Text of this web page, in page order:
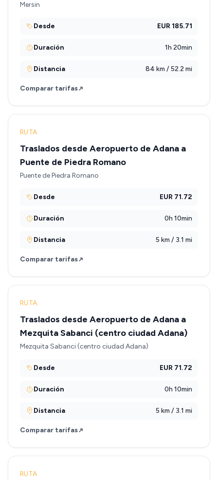
Mersin
Desde EUR 185.71
Duración 1h 20min
Distancia 84 km / 52.2 mi
Comparar tarifas
RUTA
Traslados desde Aeropuerto de Adana a
Puente de Piedra Romano
Puente de Piedra Romano
Desde EUR 71.72
Duración 0h 10min
Distancia 5 km / 3.1 mi
Comparar tarifas
RUTA
Traslados desde Aeropuerto de Adana a
Mezquita Sabanci (centro ciudad Adana)
Mezquita Sabanci (centro ciudad Adana)
Desde EUR 71.72
Duración 0h 10min
Distancia 5 km / 3.1 mi
Comparar tarifas
RUTA